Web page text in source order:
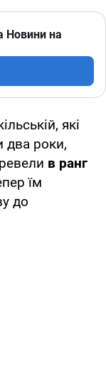
Новини на
які
два роки,
в ранг
їм
до